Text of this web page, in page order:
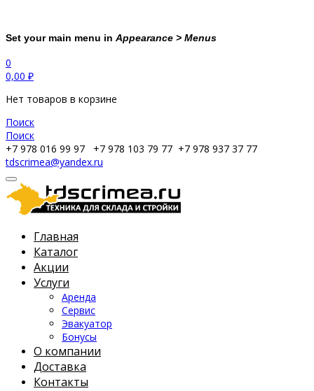
Set your main menu in Appearance > Menus
0
0,00 ₽
Нет товаров в корзине
Поиск
Поиск
+7 978 016 99 97
+7 978 103 79 77 +7 978 937 37 77
tdscrimea@yandex.ru
Главная
Каталог
Акции
Услуги
Аренда
Сервис
Эвакуатор
Бонусы
О компании
Доставка
Контакты